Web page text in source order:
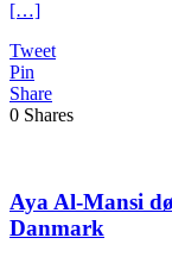
[…]
Tweet
Pin
Share
0 Shares
Aya Al-Mansi
Danmark